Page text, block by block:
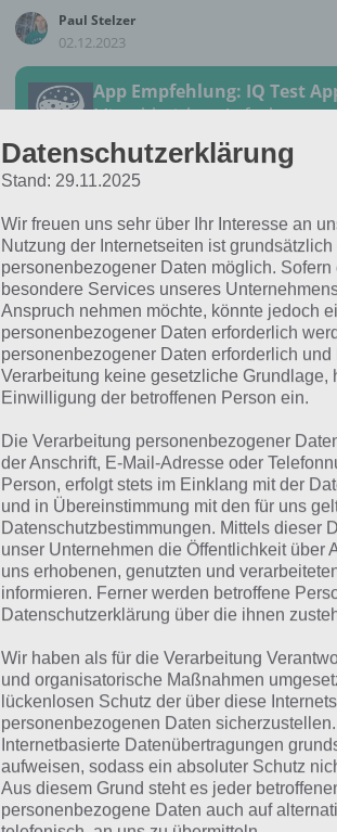
Paul Stelzer
02.12.2023
App Empfehlung: IQ Test
Mit zahlreichen Aufgaben
JETZT KOSTENLOS HERUNTERLADEN
Die Lösung für das tägliche Rätsel
2023 in 4 Bilder 1 Wort. Wenn du
WEICH
Du suchst eine andere Lösung?
Rätsel aus dem Jahr 2022: Schau
Lösung gesucht war
Zur Übersicht:4 Bilder 1 Wort
Datenschutzerklärung
Stand: 29.11.2025
Wir freuen uns sehr über Ihr Interesse an
Nutzung der Internetseiten ist
personenbezogener Daten möglich.
besondere Services unseres
Anspruch nehmen möchte, könnte jedoch
personenbezogener Daten erforderlich
personenbezogener Daten erforderlich
Verarbeitung keine gesetzliche Grundlage,
Einwilligung der betroffenen Person ein.
Die Verarbeitung personenbezogener
der Anschrift, E-Mail-Adresse oder
Person, erfolgt stets im Einklang mit der
und in Übereinstimmung mit den für uns
Datenschutzbestimmungen. Mittels dieser
unser Unternehmen die Öffentlichkeit über
uns erhobenen, genutzten und
informieren. Ferner werden betroffene
Datenschutzerklärung über die ihnen
Wir haben als für die Verarbeitung
und organisatorische Maßnahmen
lückenlosen Schutz der über diese
personenbezogenen Daten
Internetbasierte Datenübertragungen
aufweisen, sodass ein absoluter Schutz
Aus diesem Grund steht es jeder
personenbezogene Daten auch auf